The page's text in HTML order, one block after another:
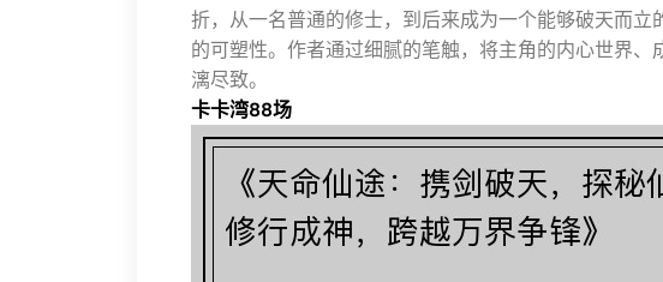
折，从一名普通的修士，到后来成为一个能够破天而立
的可塑性。作者通过细腻的笔触，将主角的内心世界
漓尽致。
卡卡湾88场